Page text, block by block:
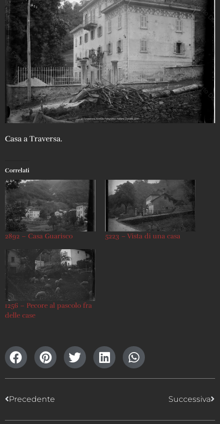
Casa a Traversa.
Correlati
2892 – Casa Guarisco 5223 – Vista di una casa
1256 – Pecore al pascolo fra
delle case
Precedente Successiva